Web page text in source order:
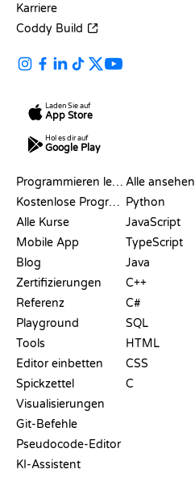
Karriere
Coddy Build
Laden Sie auf
App Store
Hol es dir auf
Google Play
Programmieren lernen
Kostenlose Programmier-Websites
Alle Kurse
Mobile App
Blog
Zertifizierungen
Referenz
Playground
Tools
Editor einbetten
Spickzettel
Visualisierungen
Git-Befehle
Pseudocode-Editor
KI-Assistent
Alle ansehen
Python
JavaScript
TypeScript
Java
C++
C#
SQL
HTML
CSS
C